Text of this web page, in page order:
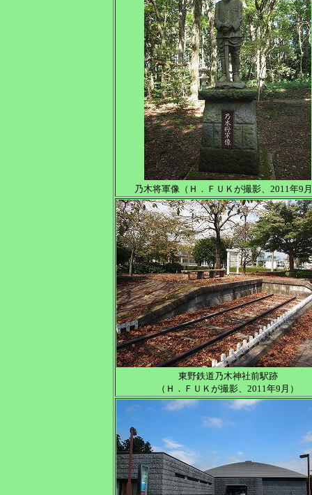
乃木将軍像（Ｈ．ＦＵＫが撮影、2011年9
東野鉄道乃木神社前駅跡
（Ｈ．ＦＵＫが撮影、2011年9月）